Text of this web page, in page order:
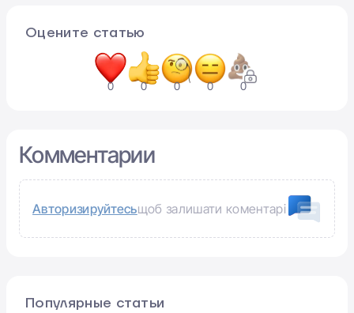
Оцените статью
0 0 0 0 0
Комментарии
Авторизируйтесьщоб залишати коментарі
Популярные статьи